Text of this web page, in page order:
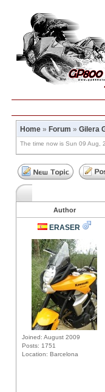
Home » Forum » Gilera
The time now is Sun 09 Aug,
Author
ERASER
Joined: August 2009
Posts: 1751
Location: Barcelona